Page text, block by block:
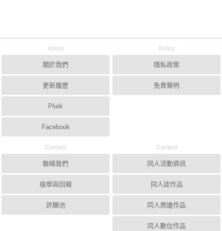
About
關於我們
更新履歷
Plurk
Facebook
Policy
隱私政策
免責聲明
Contact
聯絡我們
檢舉與回報
許願池
Content
同人活動資訊
同人誌作品
同人周邊作品
同人數位作品